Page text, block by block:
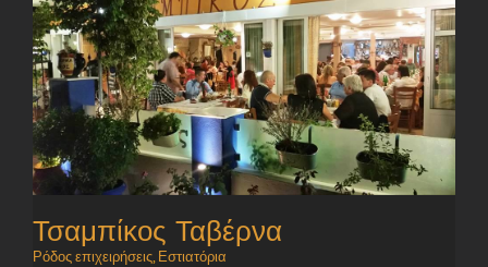
Τσαμπίκος Ταβέρνα
Ρόδος επιχειρήσεις, Εστιατόρια